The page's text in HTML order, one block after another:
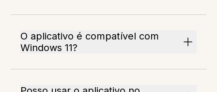
O aplicativo é compatível com
Windows 11?